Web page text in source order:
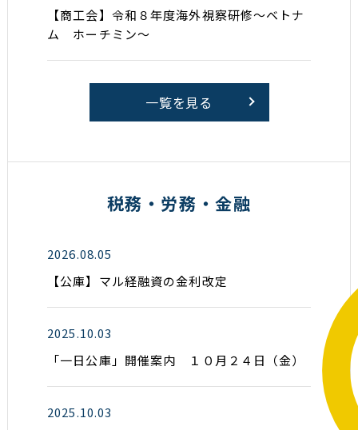
【商工会】令和８年度海外視察研修～ベトナ
ム ホーチミン～
一覧を見る
税務・労務・金融
2026.08.05
【公庫】マル経融資の金利改定
2025.10.03
「一日公庫」開催案内 １０月２４日（金）
2025.10.03